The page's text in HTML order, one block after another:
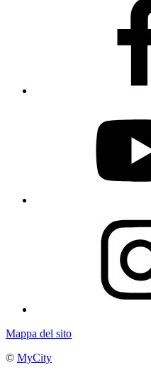
Mappa del sito
© MyCity